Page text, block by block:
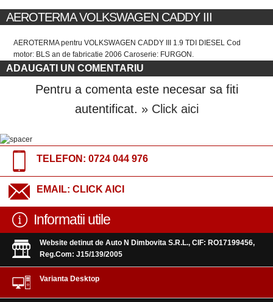
AEROTERMA VOLKSWAGEN CADDY III
AEROTERMA pentru VOLKSWAGEN CADDY III 1.9 TDI DIESEL Cod
motor: BLS an de fabricatie 2006 Caroserie: FURGON.
ADAUGATI UN COMENTARIU
Pentru a comenta este necesar sa fiti
autentificat. » Click aici
TELEFON: 0724 044 976
EMAIL: CLICK AICI
Informatii utile
Website detinut de Auto N Dimbovita S.R.L., CIF: RO17199456,
Reg.Com: J15/139/2005
Varianta Desktop